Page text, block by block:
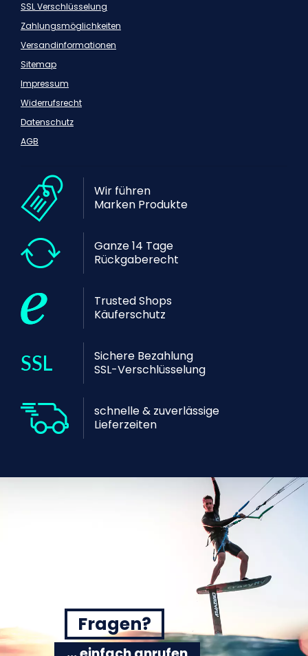
SSL Verschlüsselung
Zahlungsmöglichkeiten
Versandinformationen
Sitemap
Impressum
Widerrufsrecht
Datenschutz
AGB
Wir führen
Marken Produkte
Ganze 14 Tage
Rückgaberecht
Trusted Shops
Käuferschutz
Sichere Bezahlung
SSL-Verschlüsselung
schnelle & zuverlässige
Lieferzeiten
Fragen?